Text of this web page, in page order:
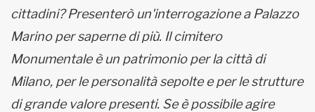
cittadini? Presenterò un'interrogazione a Palazzo
Marino per saperne di più. Il cimitero
Monumentale è un patrimonio per la città di
Milano, per le personalità sepolte e per le strutture
di grande valore presenti. Se è possibile agire